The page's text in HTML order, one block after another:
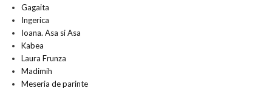
Gagaita
Ingerica
Ioana. Asa si Asa
Kabea
Laura Frunza
Madimih
Meseria de parinte